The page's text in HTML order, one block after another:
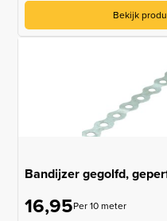
Bekijk
Bandijzer gegolfd,
16,95Per 10 meter